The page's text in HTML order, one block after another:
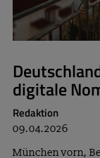
digitale
Redaktion
09.04.2026
München vorn,